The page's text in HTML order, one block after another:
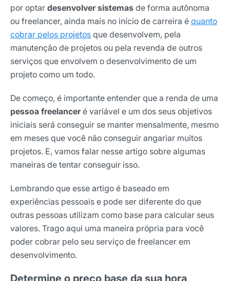
por optar desenvolver sistemas de forma autônoma
ou freelancer, ainda mais no início de carreira é quanto
cobrar pelos projetos que desenvolvem, pela
manutenção de projetos ou pela revenda de outros
serviços que envolvem o desenvolvimento de um
projeto como um todo.
De começo, é importante entender que a renda de uma
pessoa freelancer é variável e um dos seus objetivos
iniciais será conseguir se manter mensalmente, mesmo
em meses que você não conseguir angariar muitos
projetos. E, vamos falar nesse artigo sobre algumas
maneiras de tentar conseguir isso.
Lembrando que esse artigo é baseado em
experiências pessoais e pode ser diferente do que
outras pessoas utilizam como base para calcular seus
valores. Trago aqui uma maneira própria para você
poder cobrar pelo seu serviço de freelancer em
desenvolvimento.
Determine o preço base da sua hora